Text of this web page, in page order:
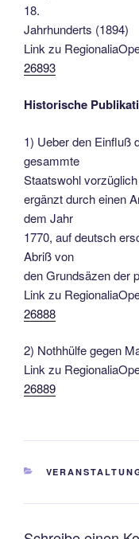
18.
Jahrhunderts (1894)
Link zu
26893
Historische
1) Ueber den Einfluß
gesammte
Staatswohl
ergänzt durch einen
dem Jahr
1770, auf deutsch
Abriß von
den Grundsäzen der
Link zu
26888
2) Nothhülfe gegen
Link zu
26889
KATEGORIEN